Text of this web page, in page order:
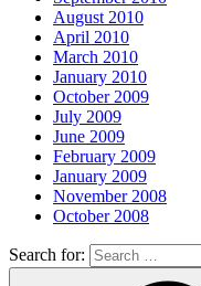
August 2010
April 2010
March 2010
January 2010
October 2009
July 2009
June 2009
February 2009
January 2009
November 2008
October 2008
Search for: